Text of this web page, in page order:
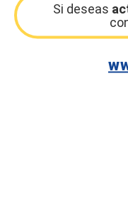
Si deseas